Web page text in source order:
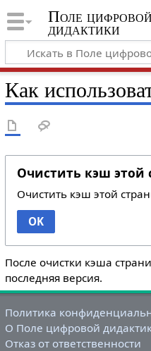
Поле цифровой
дидактики
Как
Очистить кэш этой
Очистить кэш этой
OK
После очистки кэша
последняя версия.
Политика
О Поле цифровой
Отказ от ответственности